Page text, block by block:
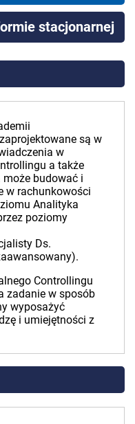
stacjonarnej
są w
w
a także
budować i
w rachunkowości
Analityka
poziomy
Ds.
Controllingu
zadanie w sposób
wyposażyć
i umiejętności z